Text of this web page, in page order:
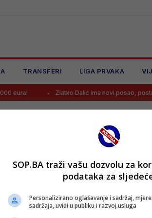
TRANSFERI LIGA PRVAKA
eura! Zlatko Dalić ima novi posao,
SOP.BA traži vašu dozvolu za
podataka za
Personalizirano oglašavanje i sadržaj,
sadržaja, uvidi u publiku i razvoj usluga